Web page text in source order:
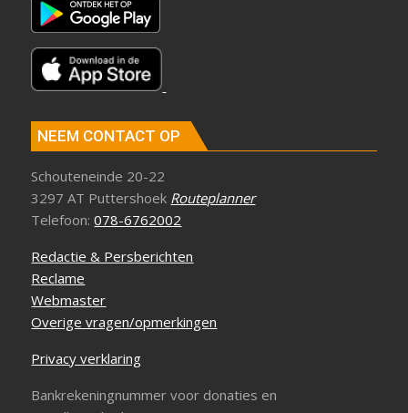
NEEM CONTACT OP
Schouteneinde 20-22
3297 AT Puttershoek Routeplanner
Telefoon:078-6762002
Redactie & Persberichten
Reclame
Webmaster
Overige vragen/opmerkingen
Privacy verklaring
Bankrekeningnummer voor donaties en